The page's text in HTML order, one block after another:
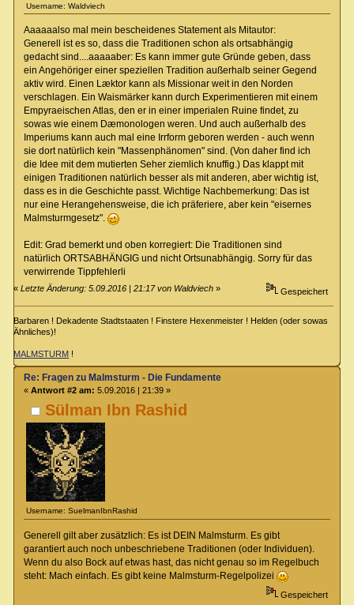
Username: Waldviech
Aaaaaalso mal mein bescheidenes Statement als Mitautor:
Generell ist es so, dass die Traditionen schon als ortsabhängig
gedacht sind....aaaaaber: Es kann immer gute Gründe geben, dass
ein Angehöriger einer speziellen Tradition außerhalb seiner Gegend
aktiv wird. Einen Læktor kann als Missionar weit in den Norden
verschlagen. Ein Waismärker kann durch Experimentieren mit einem
Empyraeischen Atlas, den er in einer imperialen Ruine findet, zu
sowas wie einem Dæmonologen weren. Und auch außerhalb des
Imperiums kann auch mal eine Irrform geboren werden - auch wenn
sie dort natürlich kein "Massenphänomen" sind. (Von daher find ich
die Idee mit dem mutierten Seher ziemlich knuffig.) Das klappt mit
einigen Traditionen natürlich besser als mit anderen, aber wichtig ist,
dass es in die Geschichte passt. Wichtige Nachbemerkung: Das ist
nur eine Herangehensweise, die ich präferiere, aber kein "eisernes
Malmsturmgesetz".
Edit: Grad bemerkt und oben korregiert: Die Traditionen sind
natürlich ORTSABHÄNGIG und nicht Ortsunabhängig. Sorry für das
verwirrende Tippfehlerli
«Letzte Änderung: 5.09.2016 | 21:17 von Waldviech » Gespeichert
Barbaren ! Dekadente Stadtstaaten ! Finstere Hexenmeister ! Helden (oder sowas
Ähnliches)!
MALMSTURM !
Sülman Ibn Rashid
Username: SuelmanIbnRashid
Re: Fragen zu Malmsturm - Die Fundamente
« Antwort #2 am: 5.09.2016 | 21:39 »
Generell gilt aber zusätzlich: Es ist DEIN Malmsturm. Es gibt
garantiert auch noch unbeschriebene Traditionen (oder Individuen).
Wenn du also Bock auf etwas hast, das nicht genau so im Regelbuch
steht: Mach einfach. Es gibt keine Malmsturm-Regelpolizei
Gespeichert